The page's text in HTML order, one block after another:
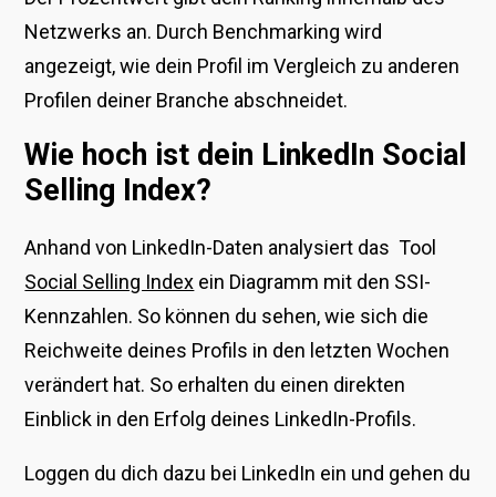
Netzwerks an. Durch Benchmarking wird
angezeigt, wie dein Profil im Vergleich zu anderen
Profilen deiner Branche abschneidet.
Wie hoch ist dein LinkedIn Social
Selling Index?
Anhand von LinkedIn-Daten analysiert das Tool
Social Selling Index ein Diagramm mit den SSI-
Kennzahlen. So können du sehen, wie sich die
Reichweite deines Profils in den letzten Wochen
verändert hat. So erhalten du einen direkten
Einblick in den Erfolg deines LinkedIn-Profils.
Loggen du dich dazu bei LinkedIn ein und gehen du